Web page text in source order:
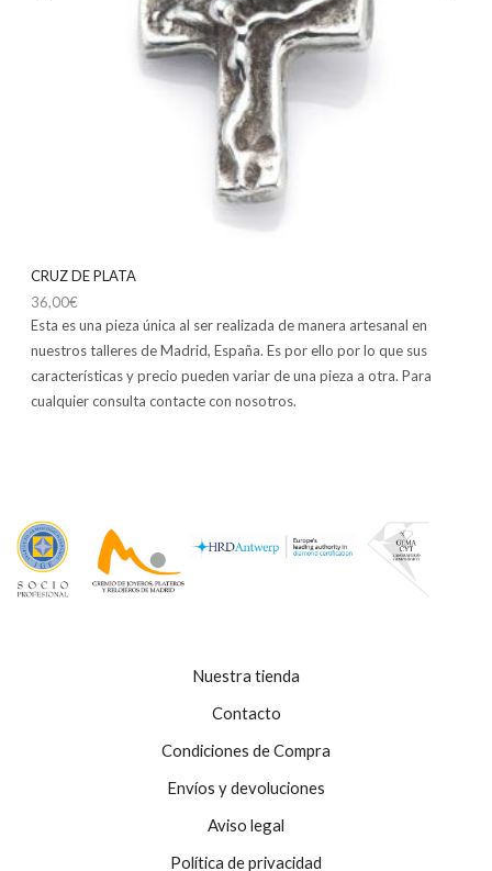
CRUZ DE PLATA
36,00€
Esta es una pieza única al ser realizada de manera artesanal en
nuestros talleres de Madrid, España. Es por ello por lo que sus
características y precio pueden variar de una pieza a otra. Para
cualquier consulta contacte con nosotros.
Nuestra tienda
Contacto
Condiciones de Compra
Envíos y devoluciones
Aviso legal
Política de privacidad